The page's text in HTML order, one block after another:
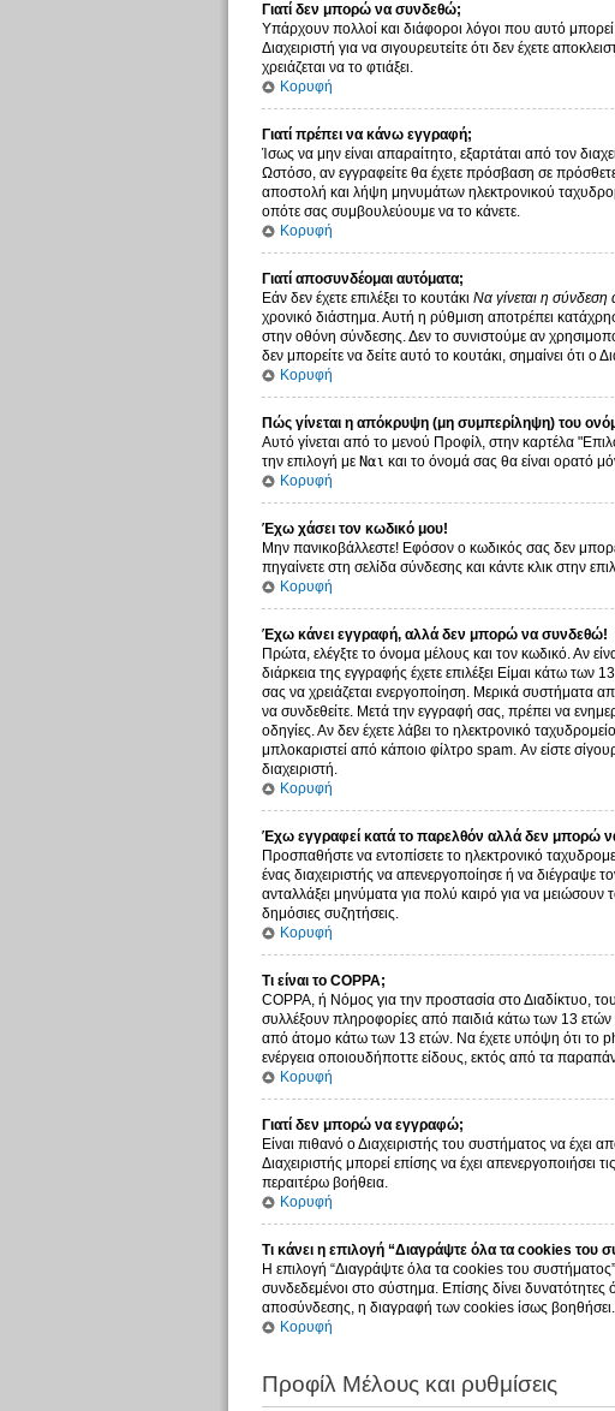
Γιατί δεν μπορώ να συνδεθώ;
Υπάρχουν πολλοί και διάφοροι λόγοι που αυτό μπορεί
Διαχειριστή για να σιγουρευτείτε ότι δεν έχετε
χρειάζεται να το φτιάξει.
Κορυφή
Γιατί πρέπει να κάνω εγγραφή;
Ίσως να μην είναι απαραίτητο, εξαρτάται από τον
Ωστόσο, αν εγγραφείτε θα έχετε πρόσβαση σε
αποστολή και λήψη μηνυμάτων ηλεκτρονικού
οπότε σας συμβουλεύουμε να το κάνετε.
Κορυφή
Γιατί αποσυνδέομαι αυτόματα;
Εάν δεν έχετε επιλέξει το κουτάκι Να γίνεται η
χρονικό διάστημα. Αυτή η ρύθμιση αποτρέπει
στην οθόνη σύνδεσης. Δεν το συνιστούμε αν
δεν μπορείτε να δείτε αυτό το κουτάκι, σημαίνει ότι ο
Κορυφή
Πώς γίνεται η απόκρυψη (μη συμπερίληψη) του
Αυτό γίνεται από το μενού Προφίλ, στην καρτέλα
την επιλογή με Ναι και το όνομά σας θα είναι ορατό
Κορυφή
Έχω χάσει τον κωδικό μου!
Μην πανικοβάλλεστε! Εφόσον ο κωδικός σας δεν
πηγαίνετε στη σελίδα σύνδεσης και κάντε κλικ στην
Κορυφή
Έχω κάνει εγγραφή, αλλά δεν μπορώ να συνδεθώ!
Πρώτα, ελέγξτε το όνομα μέλους και τον κωδικό. Αν
διάρκεια της εγγραφής έχετε επιλέξει Είμαι κάτω των
σας να χρειάζεται ενεργοποίηση. Μερικά συστήματα
να συνδεθείτε. Μετά την εγγραφή σας, πρέπει να
οδηγίες. Αν δεν έχετε λάβει το ηλεκτρονικό
μπλοκαριστεί από κάποιο φίλτρο spam. Αν είστε
διαχειριστή.
Κορυφή
Έχω εγγραφεί κατά το παρελθόν αλλά δεν μπορώ
Προσπαθήστε να εντοπίσετε το ηλεκτρονικό
ένας διαχειριστής να απενεργοποίησε ή να
ανταλλάξει μηνύματα για πολύ καιρό για να μειώσουν
δημόσιες συζητήσεις.
Κορυφή
Τι είναι το COPPA;
COPPA, ή Νόμος για την προστασία στο Διαδίκτυο,
συλλέξουν πληροφορίες από παιδιά κάτω των 13
από άτομο κάτω των 13 ετών. Να έχετε υπόψη ότι το
ενέργεια οποιουδήποττε είδους, εκτός από τα
Κορυφή
Γιατί δεν μπορώ να εγγραφώ;
Είναι πιθανό ο Διαχειριστής του συστήματος να
Διαχειριστής μπορεί επίσης να έχει απενεργοποιήσει
περαιτέρω βοήθεια.
Κορυφή
Τι κάνει η επιλογή “Διαγράψτε όλα τα cookies του
Η επιλογή “Διαγράψτε όλα τα cookies του
συνδεδεμένοι στο σύστημα. Επίσης δίνει
αποσύνδεσης, η διαγραφή των cookies ίσως βοηθήσει.
Κορυφή
Προφίλ Μέλους και ρυθμίσεις